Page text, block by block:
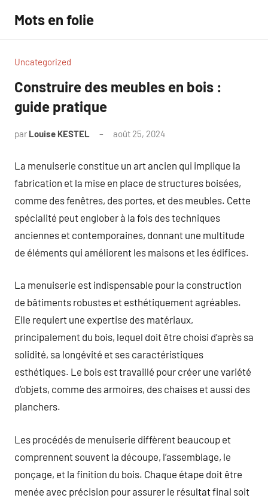
contenu
Mots en folie
Uncategorized
Construire des meubles en bois :
guide pratique
par Louise KESTEL août 25, 2024
La menuiserie constitue un art ancien qui implique la
fabrication et la mise en place de structures boisées,
comme des fenêtres, des portes, et des meubles. Cette
spécialité peut englober à la fois des techniques
anciennes et contemporaines, donnant une multitude
de éléments qui améliorent les maisons et les édifices.
La menuiserie est indispensable pour la construction
de bâtiments robustes et esthétiquement agréables.
Elle requiert une expertise des matériaux,
principalement du bois, lequel doit être choisi d’après sa
solidité, sa longévité et ses caractéristiques
esthétiques. Le bois est travaillé pour créer une variété
d’objets, comme des armoires, des chaises et aussi des
planchers.
Les procédés de menuiserie diffèrent beaucoup et
comprennent souvent la découpe, l’assemblage, le
ponçage, et la finition du bois. Chaque étape doit être
menée avec précision pour assurer le résultat final soit